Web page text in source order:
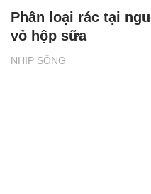
NHỊP SỐNG
Phân loại rác tại
vỏ hộp sữa